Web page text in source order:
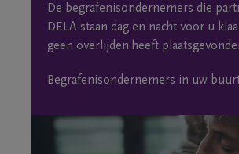
De begrafenisondernemers die
DELA staan dag en nacht voor u
geen overlijden heeft
Begrafenisondernemers in uw